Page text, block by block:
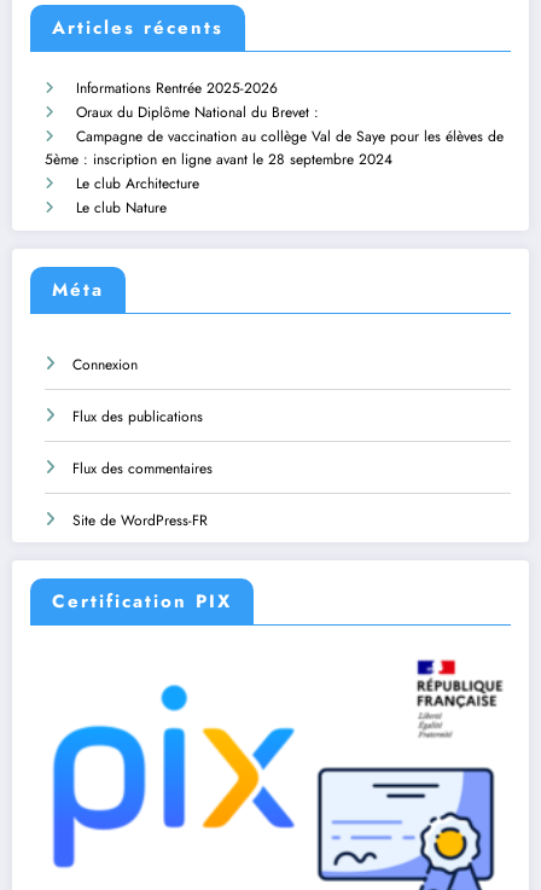
Articles récents
Informations Rentrée 2025-2026
Oraux du Diplôme National du Brevet :
Campagne de vaccination au collège Val de Saye pour les élèves de
5ème : inscription en ligne avant le 28 septembre 2024
Le club Architecture
Le club Nature
Méta
Connexion
Flux des publications
Flux des commentaires
Site de WordPress-FR
Certification PIX